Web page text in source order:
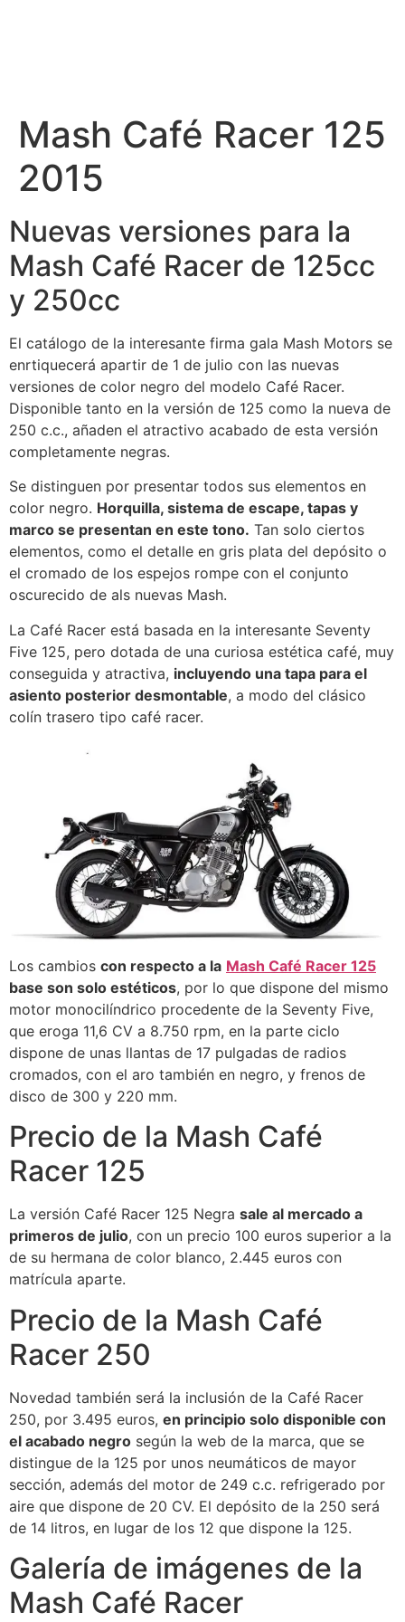
Mash Café Racer 125
2015
Nuevas versiones para la
Mash Café Racer de 125cc
y 250cc
El catálogo de la interesante firma gala Mash Motors se
enrtiquecerá apartir de 1 de julio con las nuevas
versiones de color negro del modelo Café Racer.
Disponible tanto en la versión de 125 como la nueva de
250 c.c., añaden el atractivo acabado de esta versión
completamente negras.
Se distinguen por presentar todos sus elementos en
color negro. Horquilla, sistema de escape, tapas y
marco se presentan en este tono. Tan solo ciertos
elementos, como el detalle en gris plata del depósito o
el cromado de los espejos rompe con el conjunto
oscurecido de als nuevas Mash.
La Café Racer está basada en la interesante Seventy
Five 125, pero dotada de una curiosa estética café, muy
conseguida y atractiva, incluyendo una tapa para el
asiento posterior desmontable, a modo del clásico
colín trasero tipo café racer.
Los cambios con respecto a la Mash Café Racer 125
base son solo estéticos, por lo que dispone del mismo
motor monocilíndrico procedente de la Seventy Five,
que eroga 11,6 CV a 8.750 rpm, en la parte ciclo
dispone de unas llantas de 17 pulgadas de radios
cromados, con el aro también en negro, y frenos de
disco de 300 y 220 mm.
Precio de la Mash Café
Racer 125
La versión Café Racer 125 Negra sale al mercado a
primeros de julio, con un precio 100 euros superior a la
de su hermana de color blanco, 2.445 euros con
matrícula aparte.
Precio de la Mash Café
Racer 250
Novedad también será la inclusión de la Café Racer
250, por 3.495 euros, en principio solo disponible con
el acabado negro según la web de la marca, que se
distingue de la 125 por unos neumáticos de mayor
sección, además del motor de 249 c.c. refrigerado por
aire que dispone de 20 CV. El depósito de la 250 será
de 14 litros, en lugar de los 12 que dispone la 125.
Galería de imágenes de la
Mash Café Racer